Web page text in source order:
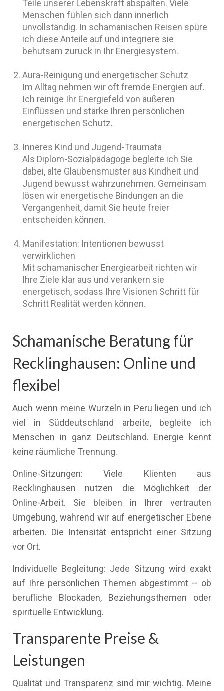
Teile unserer Lebenskraft abspalten. Viele
Menschen fühlen sich dann innerlich
unvollständig. In schamanischen Reisen spüre
ich diese Anteile auf und integriere sie
behutsam zurück in Ihr Energiesystem.
Aura-Reinigung und energetischer Schutz
Im Alltag nehmen wir oft fremde Energien auf.
Ich reinige Ihr Energiefeld von äußeren
Einflüssen und stärke Ihren persönlichen
energetischen Schutz.
Inneres Kind und Jugend-Traumata
Als Diplom-Sozialpädagoge begleite ich Sie
dabei, alte Glaubensmuster aus Kindheit und
Jugend bewusst wahrzunehmen. Gemeinsam
lösen wir energetische Bindungen an die
Vergangenheit, damit Sie heute freier
entscheiden können.
Manifestation: Intentionen bewusst
verwirklichen
Mit schamanischer Energiearbeit richten wir
Ihre Ziele klar aus und verankern sie
energetisch, sodass Ihre Visionen Schritt für
Schritt Realität werden können.
Schamanische Beratung für
Recklinghausen: Online und
flexibel
Auch wenn meine Wurzeln in Peru liegen und ich
viel in Süddeutschland arbeite, begleite ich
Menschen in ganz Deutschland. Energie kennt
keine räumliche Trennung.
Online-Sitzungen: Viele Klienten aus
Recklinghausen nutzen die Möglichkeit der
Online-Arbeit. Sie bleiben in Ihrer vertrauten
Umgebung, während wir auf energetischer Ebene
arbeiten. Die Intensität entspricht einer Sitzung
vor Ort.
Individuelle Begleitung: Jede Sitzung wird exakt
auf Ihre persönlichen Themen abgestimmt – ob
berufliche Blockaden, Beziehungsthemen oder
spirituelle Entwicklung.
Transparente Preise &
Leistungen
Qualität und Transparenz sind mir wichtig. Meine